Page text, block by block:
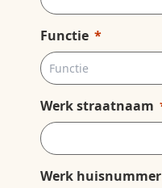
Functie
Werk straatnaam
Werk huisnummer